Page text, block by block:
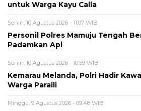
untuk Warga Kayu Calla
Senin, 10 Agustus 2026 - 11:07 WIB
Personil Polres Mamuju Tengah
Padamkan Api
Senin, 10 Agustus 2026 - 10:59 WIB
Kemarau Melanda, Polri Hadir
Warga Paraili
Minggu, 9 Agustus 2026 - 09:48 WIB